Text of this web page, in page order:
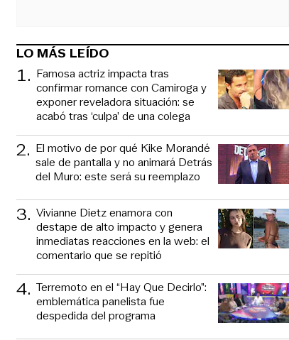
LO MÁS LEÍDO
1. Famosa actriz impacta tras
confirmar romance con Camiroga y
exponer reveladora situación: se
acabó tras ‘culpa’ de una colega
2. El motivo de por qué Kike Morandé
sale de pantalla y no animará Detrás
del Muro: este será su reemplazo
3. Vivianne Dietz enamora con
destape de alto impacto y genera
inmediatas reacciones en la web: el
comentario que se repitió
4. Terremoto en el “Hay Que Decirlo”:
emblemática panelista fue
despedida del programa